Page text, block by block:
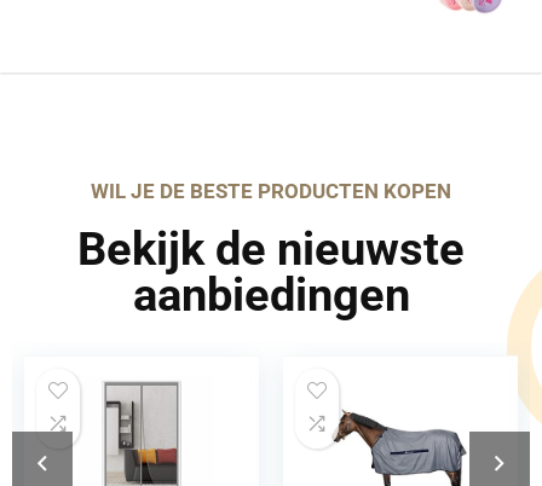
WIL JE DE BESTE PRODUCTEN KOPEN
Bekijk de nieuwste
aanbiedingen